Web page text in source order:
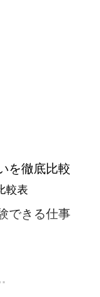
を徹底比較
較表
できる仕事